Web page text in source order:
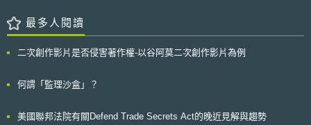
失，並宣示於2020年降低農損總量１０％之具體目標（以2011-2012年度
之農損總量為比較基準）。
州檢察總長Zackery Morazzini依然表示：州政府本即有權協助家長使未成
年人遠離暴力電玩的不良影響。且美國聯邦最高法院亦已肯認禁止未成年人
「猥褻」之特性。 而電玩廠商於訴訟中則表示：倘若此一法律得以合
其它資訊，諸如同性戀、性教育、生育控制等等之提供作出更多的限制。而
應的關注。 無論如何，上訴法院亦將於未來幾個月內對於此案做出判
最多人閱讀
二次創作影片是否侵害著作權-以谷阿莫二次創作影片為例
何謂「監理沙盒」？
美國聯邦法院有關Defend Trade Secrets Act的晚近見解與趨勢